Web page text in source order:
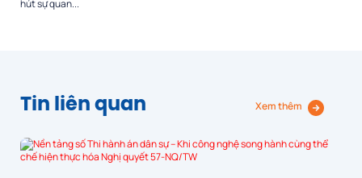
hút sự quan...
Tin liên quan Xem thêm